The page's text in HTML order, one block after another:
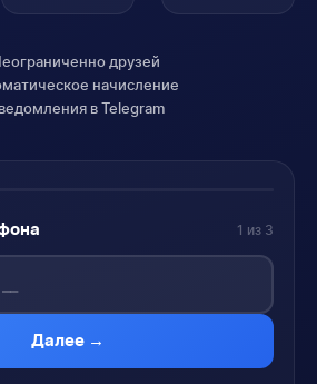
друзей
начисление
в Telegram
1 из 3
Далее →